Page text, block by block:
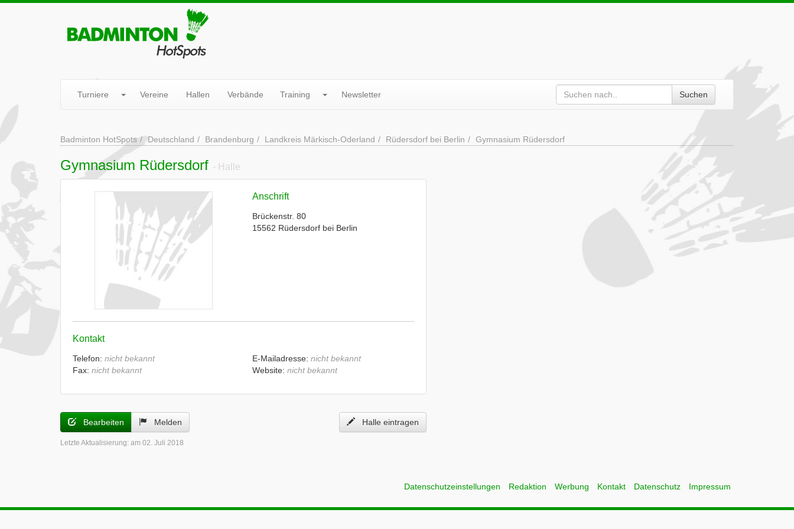
Turniere Vereine Hallen Verbände Training Newsletter Suchen
Badminton HotSpots Deutschland Brandenburg Landkreis Märkisch-Oderland Rüdersdorf bei Berlin Gymnasium Rüdersdorf
Gymnasium Rüdersdorf - Halle
Anschrift
Brückenstr. 80
15562 Rüdersdorf bei Berlin
Kontakt
Telefon: nicht bekannt
Fax: nicht bekannt
E-Mailadresse: nicht bekannt
Website: nicht bekannt
Bearbeiten Melden Halle eintragen
Letzte Aktualisierung: am 02. Juli 2018
Datenschutzeinstellungen Redaktion Werbung Kontakt Datenschutz Impressum